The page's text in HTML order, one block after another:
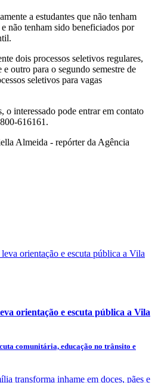
a estudantes que não tenham
não tenham sido beneficiados por
dois processos seletivos regulares,
outro para o segundo semestre de
seletivos para vagas
o interessado pode entrar em contato
616161.
Almeida - repórter da Agência
orientação e escuta pública a Vila
comunitária, educação no trânsito e